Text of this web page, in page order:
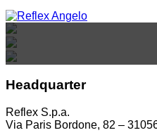
T +39
REFLEX
Headquarter
Reflex S.p.a.
Via Paris Bordone, 82 –